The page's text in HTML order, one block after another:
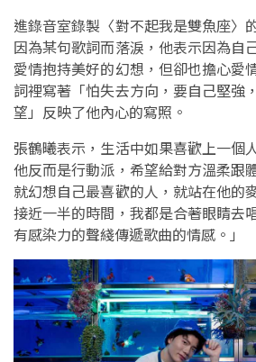
進錄音室錄製〈對不起我是雙魚座〉
因為某句歌詞而落淚，他表示因為自
愛情抱持美好的幻想，但卻也擔心愛
詞裡寫著「怕失去方向，要自己堅強
望」反映了他內心的寫照。
張鶴曦表示，生活中如果喜歡上一個
他反而是行動派，希望給對方溫柔跟
就幻想自己最喜歡的人，就站在他的
接近一半的時間，我都是合著眼睛去
有感染力的聲綫傳遞歌曲的情感。」